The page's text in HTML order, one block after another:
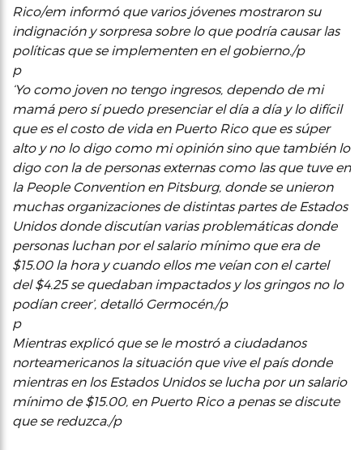
Rico/em informó que varios jóvenes mostraron su
indignación y sorpresa sobre lo que podría causar las
políticas que se implementen en el gobierno./p
p
‘Yo como joven no tengo ingresos, dependo de mi
mamá pero sí puedo presenciar el día a día y lo difícil
que es el costo de vida en Puerto Rico que es súper
alto y no lo digo como mi opinión sino que también lo
digo con la de personas externas como las que tuve en
la People Convention en Pitsburg, donde se unieron
muchas organizaciones de distintas partes de Estados
Unidos donde discutían varias problemáticas donde
personas luchan por el salario mínimo que era de
$15.00 la hora y cuando ellos me veían con el cartel
del $4.25 se quedaban impactados y los gringos no lo
podían creer’, detalló Germocén./p
p
Mientras explicó que se le mostró a ciudadanos
norteamericanos la situación que vive el país donde
mientras en los Estados Unidos se lucha por un salario
mínimo de $15.00, en Puerto Rico a penas se discute
que se reduzca./p